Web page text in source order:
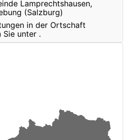
Lamprechtshausen,
(Salzburg)
in der Ortschaft
Sie unter .